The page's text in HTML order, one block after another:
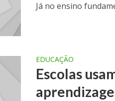
Já no ensino
EDUCAÇÃO
Escolas